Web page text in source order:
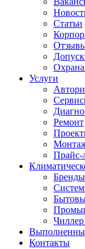
Статьи
Охрана
Услуги
Ремонт
Прайс-
Бренды
Контакты